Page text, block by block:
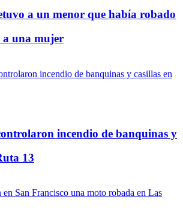
a un menor que había robado
a una mujer
incendio de banquinas y
13